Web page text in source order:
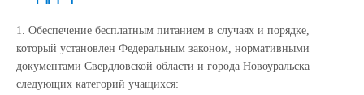
1. Обеспечение бесплатным питанием в случаях и порядке,
который установлен Федеральным законом, нормативными
документами Свердловской области и города Новоуральска
следующих категорий учащихся: